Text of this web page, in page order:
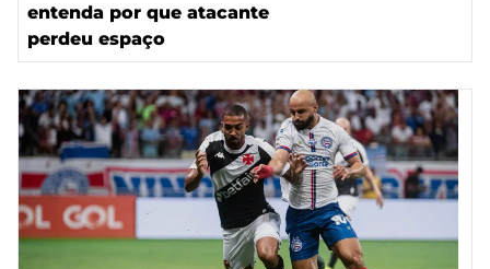
entenda por que atacante
perdeu espaço